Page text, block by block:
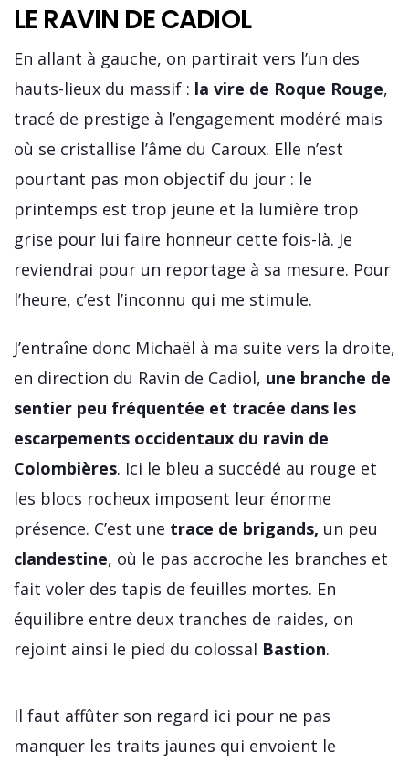
LE RAVIN DE CADIOL
En allant à gauche, on partirait vers l’un des
hauts-lieux du massif : la vire de Roque Rouge,
tracé de prestige à l’engagement modéré mais
où se cristallise l’âme du Caroux. Elle n’est
pourtant pas mon objectif du jour : le
printemps est trop jeune et la lumière trop
grise pour lui faire honneur cette fois-là. Je
reviendrai pour un reportage à sa mesure. Pour
l’heure, c’est l’inconnu qui me stimule.
J’entraîne donc Michaël à ma suite vers la droite,
en direction du Ravin de Cadiol, une branche de
sentier peu fréquentée et tracée dans les
escarpements occidentaux du ravin de
Colombières. Ici le bleu a succédé au rouge et
les blocs rocheux imposent leur énorme
présence. C’est une trace de brigands, un peu
clandestine, où le pas accroche les branches et
fait voler des tapis de feuilles mortes. En
équilibre entre deux tranches de raides, on
rejoint ainsi le pied du colossal Bastion.
Il faut affûter son regard ici pour ne pas
manquer les traits jaunes qui envoient le